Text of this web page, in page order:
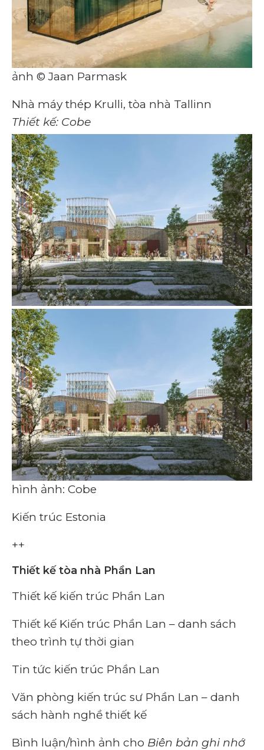
ảnh © Jaan Parmask
Nhà máy thép Krulli, tòa nhà Tallinn
Thiết kế: Cobe
hình ảnh: Cobe
Kiến trúc Estonia
++
Thiết kế tòa nhà Phần Lan
Thiết kế kiến ​​trúc Phần Lan
Thiết kế Kiến trúc Phần Lan – danh sách
theo trình tự thời gian
Tin tức kiến ​​trúc Phần Lan
Văn phòng kiến ​​trúc sư Phần Lan – danh
sách hành nghề thiết kế
Bình luận/hình ảnh cho Biên bản ghi nhớ